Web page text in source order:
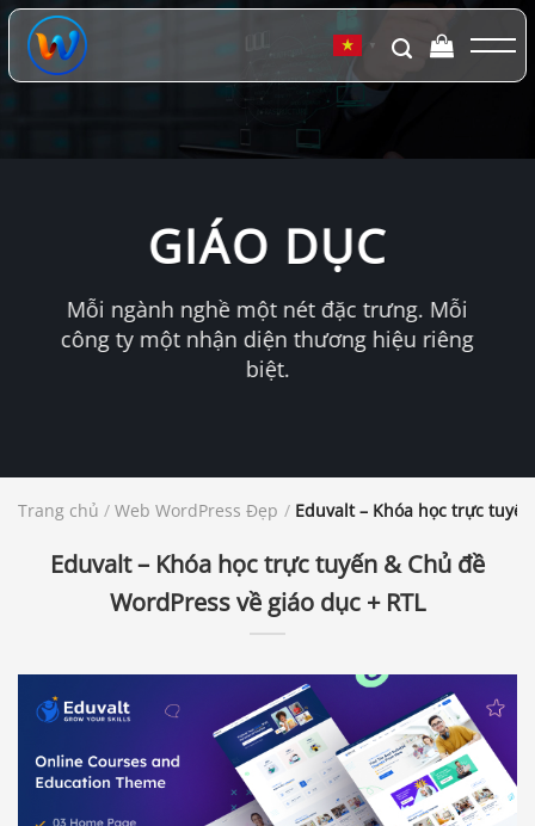
Chuyển
đến
dung
▼
GIÁO DỤC
Mỗi ngành nghề một nét đặc trưng. Mỗi
công ty một nhận diện thương hiệu riêng
biệt.
Trang chủ / Web WordPress Đẹp / Eduvalt – Khóa học trực
Eduvalt – Khóa học trực tuyến & Chủ đề
WordPress về giáo dục + RTL